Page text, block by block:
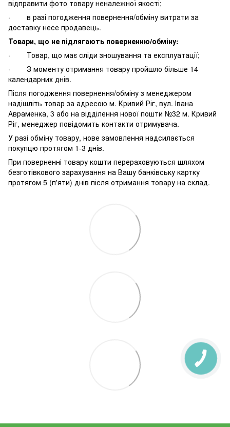
відправити фото товару неналежної якості;
· в разі погодження повернення/обміну витрати за
доставку несе продавець.
Товари, що не підлягають поверненню/обміну:
· Товар, що має сліди зношування та експлуатації;
· З моменту отримання товару пройшло більше 14
календарних днів.
Після погодження повернення/обміну з менеджером
надішліть товар за адресою м. Кривий Ріг, вул. Івана
Авраменка, 3 або на відділення нової пошти №32 м. Кривий
Ріг, менеджер повідомить контакти отримувача.
У разі обміну товару, нове замовлення надсилається
покупцю протягом 1-3 днів.
При поверненні товару кошти перераховуються шляхом
безготівкового зарахування на Вашу банківську картку
протягом 5 (п'яти) днів після отримання товару на склад.